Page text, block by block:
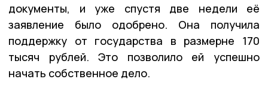
документы, и уже спустя две недели её
заявление было одобрено. Она получила
поддержку от государства в размерне 170
тысяч рублей. Это позволило ей успешно
начать собственное дело.